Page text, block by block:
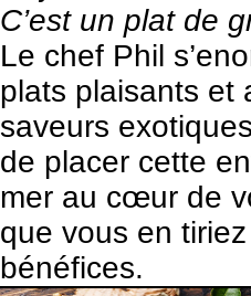
C’est un plat de
Le chef Phil
plats plaisants et
saveurs
de placer cette
mer au cœur de
que vous en
bénéfices.